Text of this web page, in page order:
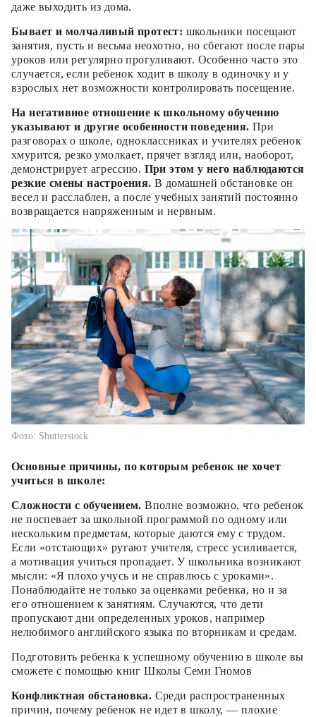
даже выходить из дома.
Бывает и молчаливый протест: школьники посещают
занятия, пусть и весьма неохотно, но сбегают после пары
уроков или регулярно прогуливают. Особенно часто это
случается, если ребенок ходит в школу в одиночку и у
взрослых нет возможности контролировать посещение.
На негативное отношение к школьному обучению
указывают и другие особенности поведения. При
разговорах о школе, одноклассниках и учителях ребенок
хмурится, резко умолкает, прячет взгляд или, наоборот,
демонстрирует агрессию. При этом у него наблюдаются
резкие смены настроения. В домашней обстановке он
весел и расслаблен, а после учебных занятий постоянно
возвращается напряженным и нервным.
Фото: Shutterstock
Основные причины, по которым ребенок не хочет
учиться в школе:
Сложности с обучением. Вполне возможно, что ребенок
не поспевает за школьной программой по одному или
нескольким предметам, которые даются ему с трудом.
Если «отстающих» ругают учителя, стресс усиливается,
а мотивация учиться пропадает. У школьника возникают
мысли: «Я плохо учусь и не справлюсь с уроками».
Понаблюдайте не только за оценками ребенка, но и за
его отношением к занятиям. Случаются, что дети
пропускают дни определенных уроков, например
нелюбимого английского языка по вторникам и средам.
Подготовить ребенка к успешному обучению в школе вы
сможете с помощью книг Школы Семи Гномов
Конфликтная обстановка. Среди распространенных
причин, почему ребенок не идет в школу, — плохие